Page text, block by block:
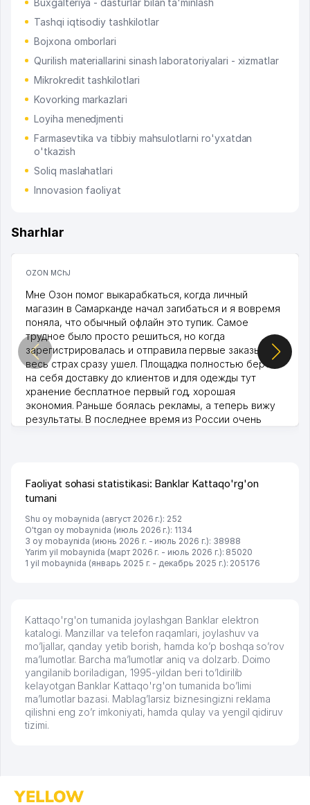
Buxgalteriya - dasturlar bilan ta'minlash
Tashqi iqtisodiy tashkilotlar
Bojxona omborlari
Qurilish materiallarini sinash laboratoriyalari - xizmatlar
Mikrokredit tashkilotlari
Kovorking markazlari
Loyiha menedjmenti
Farmasevtika va tibbiy mahsulotlarni ro'yxatdan
o'tkazish
Soliq maslahatlari
Innovasion faoliyat
Sharhlar
OZON MChJ
Мне Озон помог выкарабкаться, когда личный
магазин в Самарканде начал загибаться и я вовремя
поняла, что обычный офлайн это тупик. Самое
трудное было просто решиться, но когда
зарегистрировалась и отправила первые заказы,
весь страх сразу ушел. Площадка полностью берет
на себя доставку до клиентов и для одежды тут
хранение бесплатное первый год, хорошая
экономия. Раньше боялась рекламы, а теперь вижу
результаты. В последнее время из России очень
Faoliyat sohasi statistikasi: Banklar Kattaqo'rg'on
tumani
Shu oy mobaynida (август 2026 г.): 252
O'tgan oy mobaynida (июль 2026 г.): 1134
3 oy mobaynida (июнь 2026 г. - июль 2026 г.): 38988
Yarim yil mobaynida (март 2026 г. - июль 2026 г.): 85020
1 yil mobaynida (январь 2025 г. - декабрь 2025 г.): 205176
Kattaqo'rg'on tumanida joylashgan Banklar elektron
katalogi. Manzillar va telefon raqamlari, joylashuv va
mo’ljallar, qanday yetib borish, hamda ko’p boshqa so’rov
ma’lumotlar. Barcha ma’lumotlar aniq va dolzarb. Doimo
yangilanib boriladigan, 1995-yildan beri to’ldirilib
kelayotgan Banklar Kattaqo'rg'on tumanida bo’limi
ma’lumotlar bazasi. Mablag’larsiz biznesingizni reklama
qilishni eng zo’r imkoniyati, hamda qulay va yengil qidiruv
tizimi.